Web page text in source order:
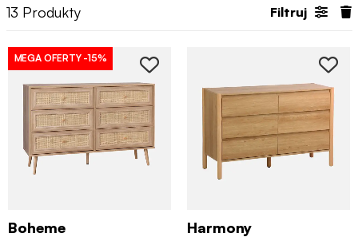
13 Produkty Filtruj
MEGA OFERTY -15%
Boheme Harmony